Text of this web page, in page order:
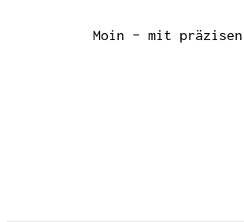
Moin – mit